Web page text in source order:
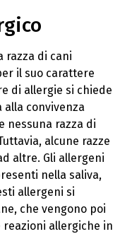
razza di cani
il suo carattere
di allergie si chiede
alla convivenza
nessuna razza di
alcune razze
altre. Gli allergeni
nella saliva,
allergeni si
che vengono poi
reazioni allergiche in